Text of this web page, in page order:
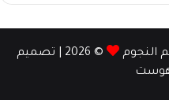
النجوم
© 2026 | تصميم